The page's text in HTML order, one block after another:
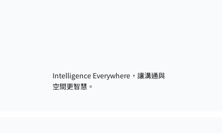
Intelligence Everywhere，讓溝通與
空間更智慧。